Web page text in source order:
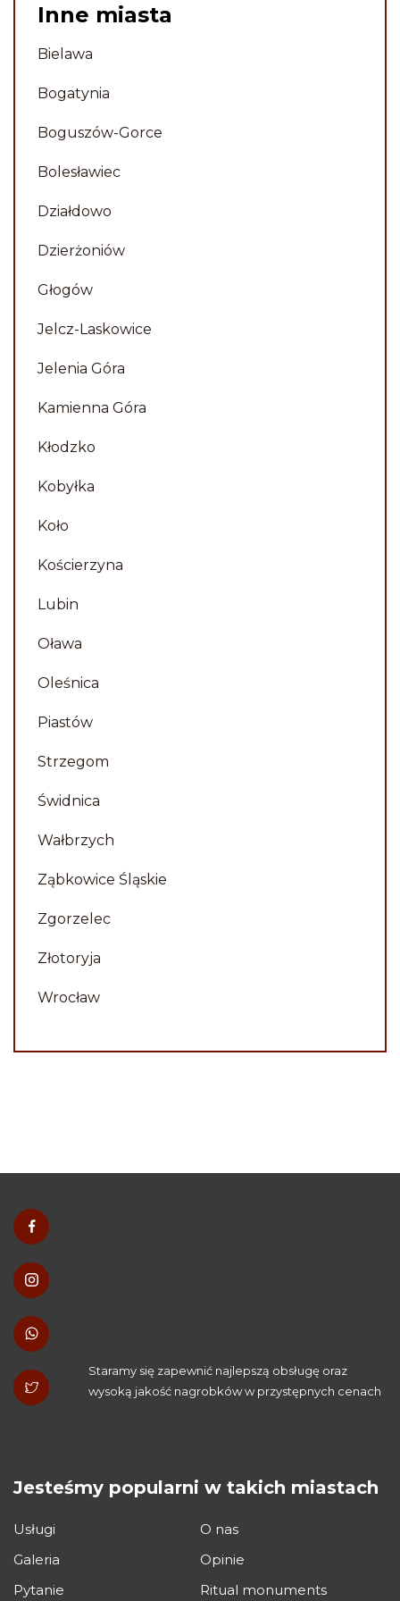
usługi, obsługa była miła i
pomnika - 10 na 10. Polecam.
Inne miasta
Bielawa
Bogatynia
Boguszów-Gorce
Bolesławiec
Działdowo
Dzierżoniów
Głogów
Jelcz-Laskowice
Jelenia Góra
Kamienna Góra
Kłodzko
Kobyłka
Koło
Kościerzyna
Lubin
Oława
Oleśnica
Piastów
Strzegom
Świdnica
Wałbrzych
Ząbkowice Śląskie
Zgorzelec
Złotoryja
Wrocław
Staramy się zapewnić najlepszą obsługę oraz
wysoką jakość nagrobków w przystępnych cenach
Jesteśmy popularni w takich miastach
Usługi
O nas
Galeria
Opinie
Pytanie
Ritual monuments